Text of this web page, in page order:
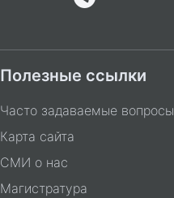
Полезные ссылки
Часто задаваемые вопросы
Карта сайта
СМИ о нас
Магистратура